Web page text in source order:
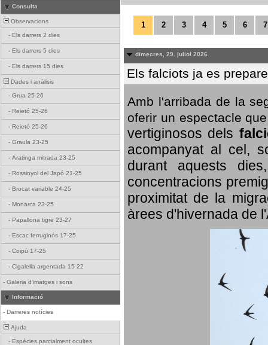
Consulta
Observacions
- Els darrers 2 dies
- Els darrers 5 dies
- Els darrers 15 dies
Dades i anàlisis
- Grua 25-26
- Reietó 25-26
- Reietó 25-26
- Graula 23-25
- Aratinga mitrada 23-25
- Rossinyol del Japó 21-25
- Brocat variable 24-25
- Monarca 23-25
- Papallona tigre 23-27
- Escac ferruginós 17-25
- Coipú 17-25
- Cigalella argentada 15-22
- Galeria d'imatges i sons
Informació
- Darreres notícies
Ajuda
- Espècies parcialment ocultes
1 2 3 4 5 6 7
dimecres, 29. juliol 2026
Els falciots ja es
Amb l'arribada de la
oferir un espectacle
vertiginosos dels
acompanyat al cel,
durant aquests
concentracions
proximitat de la
àrees d'hivernada de